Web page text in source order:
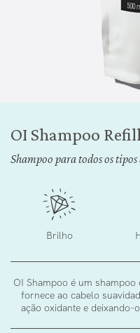
início
OI Shampoo Refill
Shampoo para todos os tipos
Brilho
OI Shampoo é um
fornece ao cabelo
ação oxidante e